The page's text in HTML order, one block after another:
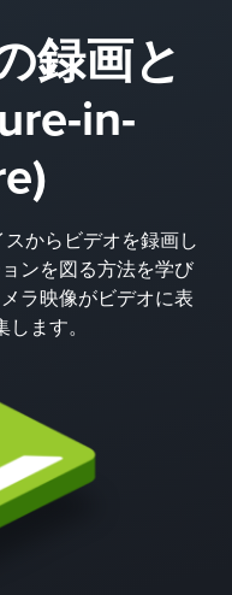
録画と
in-
からビデオを録画し
ンを図る方法を学び
ラ映像がビデオに表
します。